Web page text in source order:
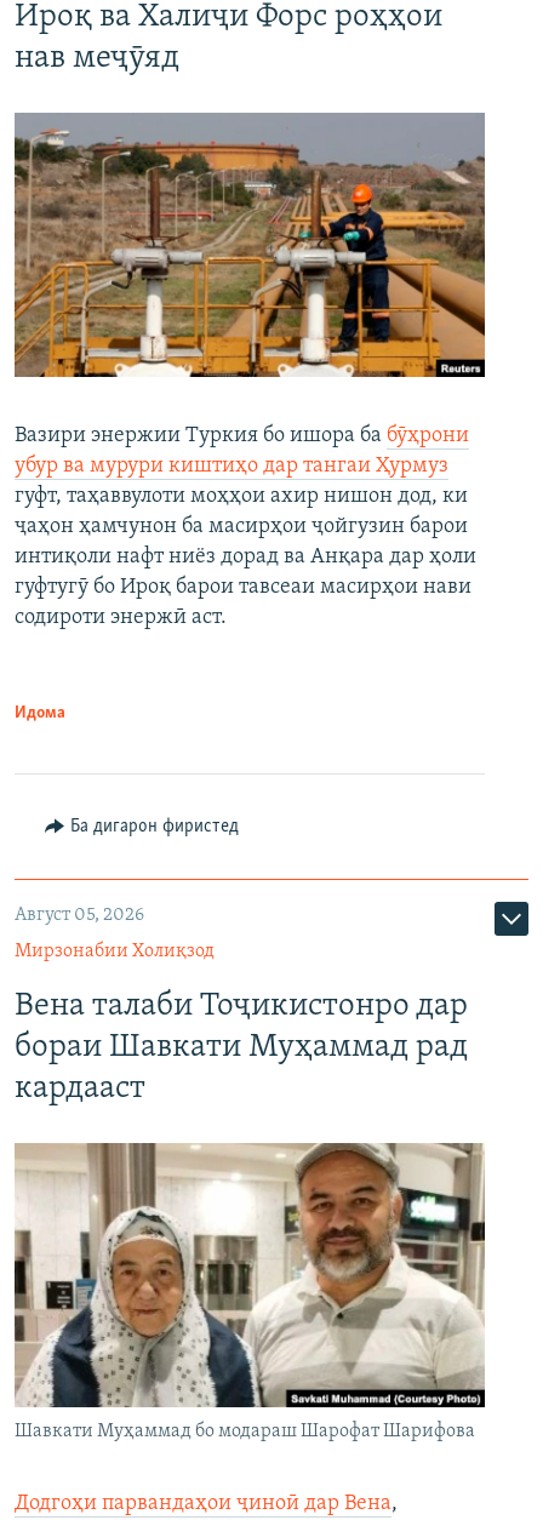
Ироқ ва Халиҷи Форс роҳҳои
нав меҷӯяд
Вазири энержии Туркия бо ишора ба бӯҳрони
убур ва мурури киштиҳо дар тангаи Ҳурмуз
гуфт, таҳаввулоти моҳҳои ахир нишон дод, ки
ҷаҳон ҳамчунон ба масирҳои ҷойгузин барои
интиқоли нафт ниёз дорад ва Анқара дар ҳоли
гуфтугӯ бо Ироқ барои тавсеаи масирҳои нави
содироти энержӣ аст.
Идома
Ба дигарон фиристед
Август 05, 2026
Мирзонабии Холиқзод
Вена талаби Тоҷикистонро дар
бораи Шавкати Муҳаммад рад
кардааст
Шавкати Муҳаммад бо модараш Шарофат Шарифова
Додгоҳи парвандаҳои ҷиноӣ дар Вена,